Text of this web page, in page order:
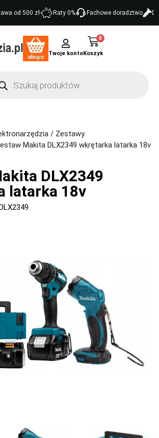
od 500 zł Raty 0% Fachowe doradztwo
Twoje konto
0
/ Zestawy
Makita DLX2349 wkrętarka latarka 18v
DLX2349
latarka 18v